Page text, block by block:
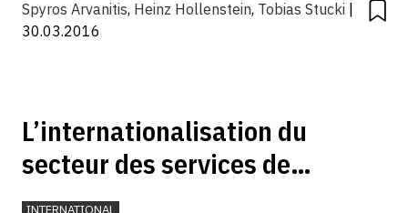
Spyros Arvanitis, Heinz Hollenstein, Tobias Stucki
30.03.2016
L’internationalisation du
secteur des services de
l’économie suisse
INTERNATIONAL